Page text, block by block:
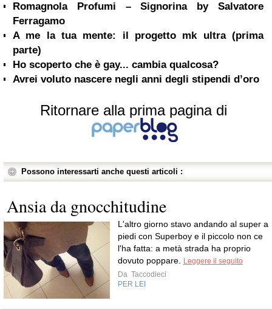
Romagnola Profumi – Signorina by Salvatore
Ferragamo
A me la tua mente: il progetto mk ultra (prima
parte)
Ho scoperto che è gay... cambia qualcosa?
Avrei voluto nascere negli anni degli stipendi d’oro
Ritornare alla prima pagina di
Possono interessarti anche questi articoli :
Ansia da gnocchitudine
L'altro giorno stavo andando al super a
piedi con Superboy e il piccolo non ce
l'ha fatta: a metà strada ha proprio
dovuto poppare.
Leggere il seguito
Da Taccodieci
PER LEI